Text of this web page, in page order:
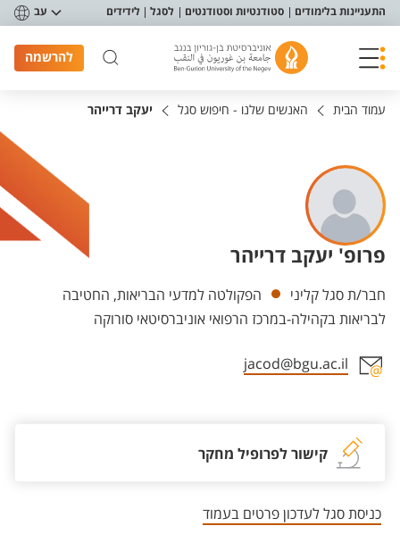
תפריט נגישות
התעניינות בלימודים סטודנטיות וסטודנטים לסגל לידידים עב
להרשמה
עמוד הבית האנשים שלנו - חיפוש סגל יעקב דרייהר
פרופ' יעקב דרייהר
יחידות
חבר/ת סגל קליני
הפקולטה למדעי הבריאות, החטיבה
לבריאות בקהילה-במרכז הרפואי אוניברסיטאי סורוקה
jacod@bgu.ac.il
קישור לפרופיל מחקר
כניסת סגל לעדכון פרטים בעמוד